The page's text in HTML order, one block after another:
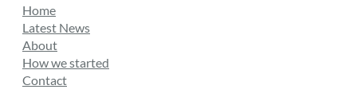
Home
Latest News
About
How we started
Contact